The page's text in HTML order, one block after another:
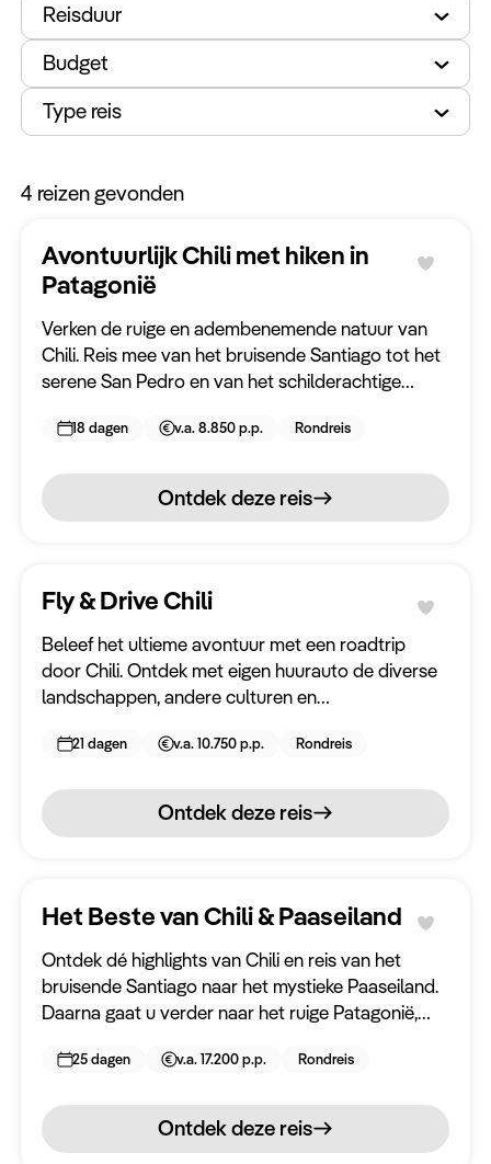
Privéchauffeur
Self Drive
Cruise
Ervaringen
Safari
Wijn proeven
Hiken
Wildkamperen
Wildlife
Historische gebouwen
Cultuur
Locals
Augustus 2026
September 2026
Oktober 2026
November 2026
Januari 2027
Reisduur
Budget
Type reis
4 reizengevonden
Avontuurlijk Chili met hiken in
Patagonië
Verken de ruige en adembenemende natuur van
Chili. Reis mee van het bruisende Santiago tot het
serene San Pedro en van het schilderachtige
het ruige Patagonië.
18 dagen v.a. 8.850 p.p. Rondreis
Ontdek deze reis
Fly & Drive Chili
Beleef het ultieme avontuur met een roadtrip
door Chili. Ontdek met eigen huurauto de diverse
landschappen, andere culturen en
21 dagen v.a. 10.750 p.p. Rondreis
Ontdek deze reis
Het Beste van Chili & Paaseiland
Ontdek dé highlights van Chili en reis van het
bruisende Santiago naar het mystieke Paaseiland.
Daarna gaat u verder naar het ruige Patagonië,
25 dagen v.a. 17.200 p.p. Rondreis
Ontdek deze reis